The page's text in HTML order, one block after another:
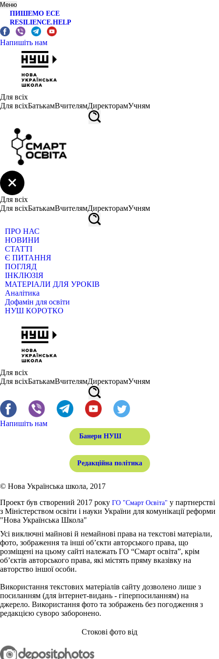
Меню
ПИШЕМО ЕСЕ
RESILIENCE.HELP
Напишіть нам
Для всіх
Для всіхБатькамВчителямДиректорамУчням
Для всіх
Для всіхБатькамВчителямДиректорамУчням
ПРО НАС
НОВИНИ
СТАТТІ
Є ПИТАННЯ
ПОГЛЯД
ІНКЛЮЗІЯ
МАТЕРІАЛИ ДЛЯ УРОКІВ
Аналітика
Дофамін для освіти
НУШ КОРОТКО
Для всіх
Для всіхБатькамВчителямДиректорамУчням
Напишіть нам
Банери НУШ
Редакційна політика
© Нова Українська школа, 2017
Проект був створений 2017 року ГО "Смарт Освіта" у партнерстві
з Міністерством освіти і науки України для комунікації реформи
"Нова Українська Школа"
Усі виключні майнові й немайнові права на текстові матеріали,
фото, зображення та інші об’єкти авторського права, що
розміщені на цьому сайті належать ГО “Смарт освіта”, крім
об’єктів авторського права, які містять пряму вказівку на
авторство іншої особи.
Використання текстових матеріалів сайту дозволено лише з
посиланням (для інтернет-видань - гіперпосиланням) на
джерело. Використання фото та зображень без погодження з
редакцією суворо заборонено.
Стокові фото від